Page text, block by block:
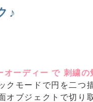
♪
オーディー で 刺繍の
クモードで円を二つ
オブジェクトで切り